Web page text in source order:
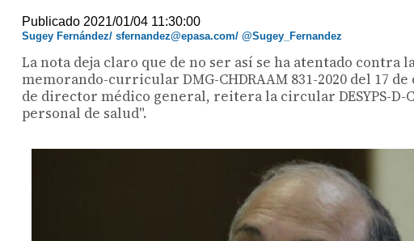
Publicado 2021/01/04 11:30:00
Sugey Fernández/ sfernandez@epasa.com/ @Sugey_Fernandez
La nota deja claro que de no ser así se ha atentado
memorando-curricular DMG-CHDRAAM 831-2020 del 17
de director médico general, reitera la circular DESYPS-D-
personal de salud".